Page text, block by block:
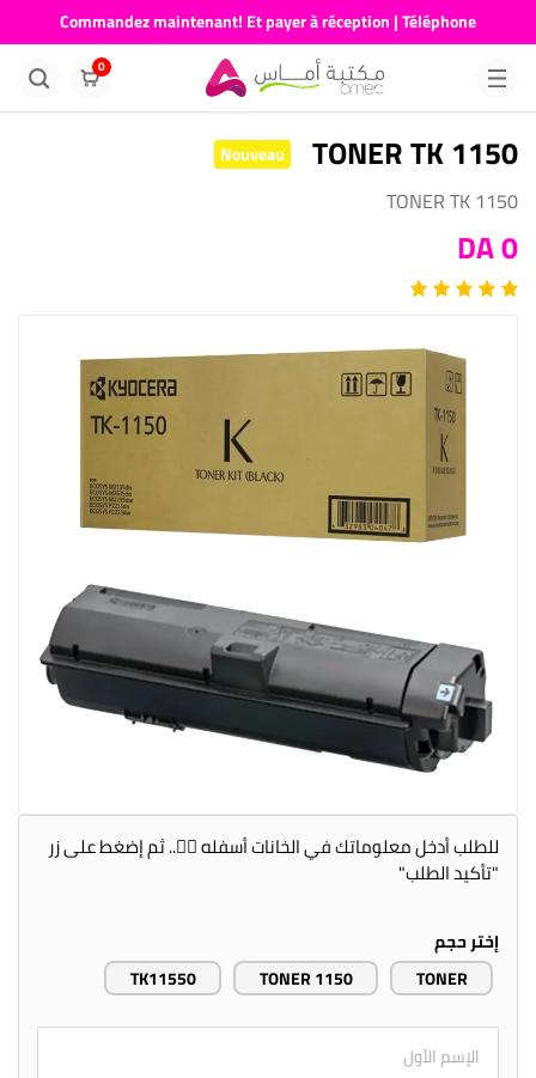
Commandez maintenant! Et payer à réception | Téléphone
676681730
0
TONER TK 1150
Nouveau
TONER TK 1150
0 DA
للطلب أدخل معلوماتك في الخانات أسفله 👇🏻.. ثم إضغط على زر
"تأكيد الطلب"
إختر حجم
TONER
TONER 1150
TK11550